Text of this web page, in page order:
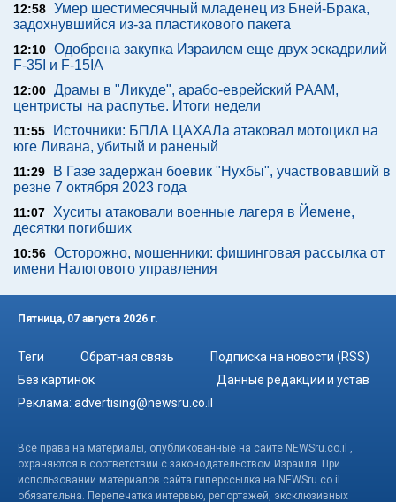
12:58 Умер шестимесячный младенец из Бней-Брака,
задохнувшийся из-за пластикового пакета
12:10 Одобрена закупка Израилем еще двух эскадрилий
F-35I и F-15IA
12:00 Драмы в "Ликуде", арабо-еврейский РААМ,
центристы на распутье. Итоги недели
11:55
Источники: БПЛА ЦАХАЛа атаковал мотоцикл на
юге Ливана, убитый и раненый
11:29
В Газе задержан боевик "Нухбы", участвовавший в
резне 7 октября 2023 года
11:07 Хуситы атаковали военные лагеря в Йемене,
десятки погибших
10:56 Осторожно, мошенники: фишинговая рассылка от
имени Налогового управления
Пятница, 07 августа 2026 г.
Теги Обратная связь
Подписка на новости (RSS)
Без картинок
Данные редакции и устав
Реклама: advertising@newsru.co.il
Все права на материалы, опубликованные на сайте NEWSru.co.il ,
охраняются в соответствии с законодательством Израиля. При
использовании материалов сайта гиперссылка на NEWSru.co.il
обязательна. Перепечатка интервью, репортажей, эксклюзивных